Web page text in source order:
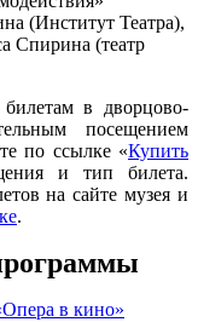
(Институт Театра),
Спирина (театр
в дворцово-
посещением
по ссылке «Купить
и тип билета.
на сайте музея и
.
в кино»